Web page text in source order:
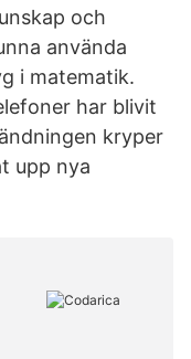
och
använda
i matematik.
har blivit
kryper
upp nya